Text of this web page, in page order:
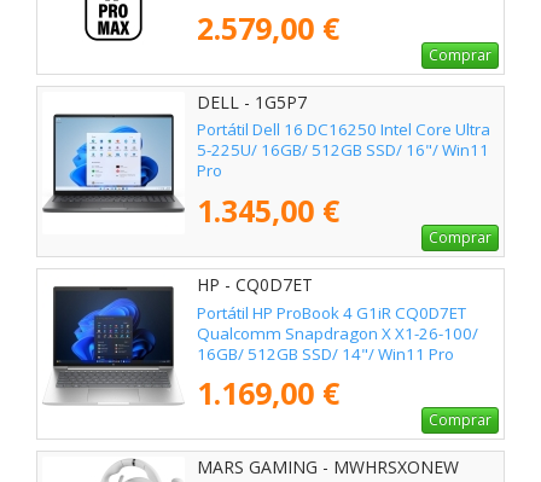
2.579,00 €
Comprar
DELL - 1G5P7
Portátil Dell 16 DC16250 Intel Core Ultra
5-225U/ 16GB/ 512GB SSD/ 16"/ Win11
Pro
1.345,00 €
Comprar
HP - CQ0D7ET
Portátil HP ProBook 4 G1iR CQ0D7ET
Qualcomm Snapdragon X X1-26-100/
16GB/ 512GB SSD/ 14"/ Win11 Pro
1.169,00 €
Comprar
MARS GAMING - MWHRSXONEW